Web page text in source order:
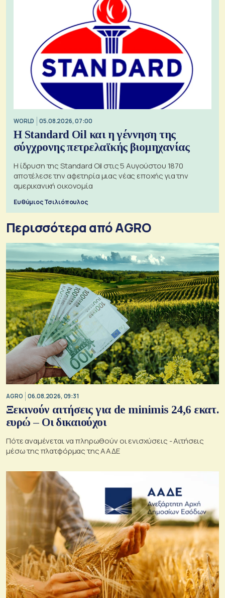
WORLD 05.08.2026, 07:00
Η Standard Oil και η γέννηση της
σύγχρονης πετρελαϊκής βιομηχανίας
Η ίδρυση της Standard Oil στις 5 Αυγούστου 1870
αποτέλεσε την αφετηρία μιας νέας εποχής για την
αμερικανική οικονομία
Ευθύμιος Τσιλιόπουλος
Περισσότερα από AGRO
AGRO 06.08.2026, 09:31
Ξεκινούν αιτήσεις για de minimis 24,6 εκατ.
ευρώ – Οι δικαιούχοι
Πότε αναμένεται να πληρωθούν οι ενισχύσεις - Αιτήσεις
μέσω της πλατφόρμας της ΑΑΔΕ